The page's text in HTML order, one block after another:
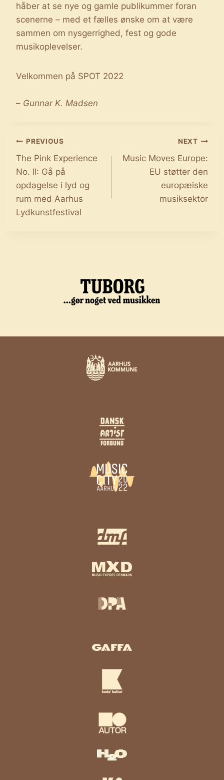
håber at se nye og gamle publikummer foran
scenerne – med et fælles ønske om at være
sammen om nysgerrighed, fest og gode
musikoplevelser.
Velkommen på SPOT 2022
– Gunnar K. Madsen
Indlægsnavigation
PREVIOUS
The Pink Experience
No. II: Gå på
opdagelse i lyd og
rum med Aarhus
Lydkunstfestival
NEXT
Music Moves Europe:
EU støtter den
europæiske
musiksektor